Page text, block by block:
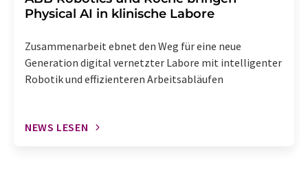
Physical AI in klinische Labore
Zusammenarbeit ebnet den Weg für eine neue
Generation digital vernetzter Labore mit intelligenter
Robotik und effizienteren Arbeitsabläufen
NEWS LESEN